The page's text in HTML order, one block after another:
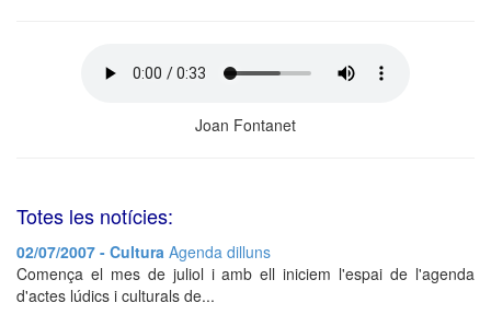
Joan Fontanet
Totes les notícies:
02/07/2007 - Cultura Agenda dilluns
Comença el mes de juliol i amb ell iniciem l'espai de l'agenda
d'actes lúdics i culturals de...